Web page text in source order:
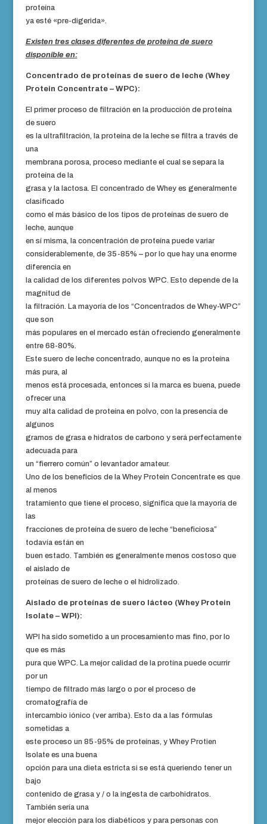
proteína
ya esté «pre-digerida».
Existen tres clases diferentes de proteína de suero
disponible en:
Concentrado de proteínas de suero de leche (Whey
Protein Concentrate – WPC):
El primer proceso de filtración en la producción de proteína
de suero
es la ultrafiltración, la proteína de la leche se filtra a través de
una
membrana porosa, proceso mediante el cual se separa la
proteína de la
grasa y la lactosa. El concentrado de Whey es generalmente
clasificado
como el más básico de los tipos de proteínas de suero de
leche, aunque
en sí misma, la concentración de proteína puede variar
considerablemente, de 35-85% – por lo que hay una enorme
diferencia en
la calidad de los diferentes polvos WPC. Esto depende de la
magnitud de
la filtración. La mayoría de los “Concentrados de Whey-WPC”
que son
más populares en el mercado están ofreciendo generalmente
entre 68-80%.
Este suero de leche concentrado, aunque no es la proteína
más pura, al
menos está procesada, entonces si la marca es buena, puede
ofrecer una
muy alta calidad de proteína en polvo, con la presencia de
algunos
gramos de grasa e hidratos de carbono y será perfectamente
adecuada para
un “fierrero común” o levantador amateur.
Uno de los beneficios de la Whey Protein Concentrate es que
al menos
tratamiento que tiene el proceso, significa que la mayoría de
las
fracciones de proteína de suero de leche “beneficiosa”
todavía están en
buen estado. También es generalmente menos costoso que
el aislado de
proteínas de suero de leche o el hidrolizado.
Aislado de proteínas de suero lácteo (Whey Protein
Isolate – WPI):
WPI ha sido sometido a un procesamiento mas fino, por lo
que es más
pura que WPC. La mejor calidad de la protína puede ocurrir
por un
tiempo de filtrado más largo o por el proceso de
cromatografía de
intercambio iónico (ver arriba). Esto da a las fórmulas
sometidas a
este proceso un 85-95% de proteínas, y Whey Protien
Isolate es una buena
opción para una dieta estricta si se está queriendo tener un
bajo
contenido de grasa y / o la ingesta de carbohidratos.
También sería una
mejor elección para los diabéticos y para personas con